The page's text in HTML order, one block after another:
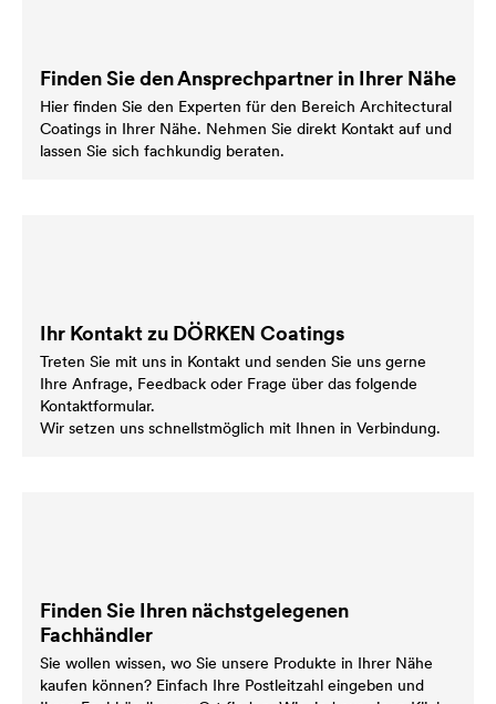
Finden Sie den Ansprechpartner in Ihrer Nähe
Hier finden Sie den Experten für den Bereich Architectural
Coatings in Ihrer Nähe. Nehmen Sie direkt Kontakt auf und
lassen Sie sich fachkundig beraten.
Ihr Kontakt zu DÖRKEN Coatings
Treten Sie mit uns in Kontakt und senden Sie uns gerne
Ihre Anfrage, Feedback oder Frage über das folgende
Kontaktformular.
Wir setzen uns schnellstmöglich mit Ihnen in Verbindung.
Finden Sie Ihren nächstgelegenen
Fachhändler
Sie wollen wissen, wo Sie unsere Produkte in Ihrer Nähe
kaufen können? Einfach Ihre Postleitzahl eingeben und